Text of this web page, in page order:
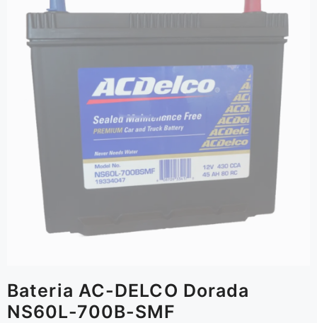
Bateria AC-DELCO Dorada
NS60L-700B-SMF